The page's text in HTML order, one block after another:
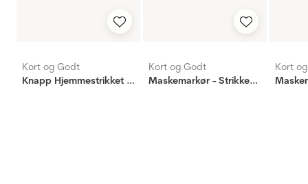
Kort og Godt
Knapp Hjemmestrikket 22mm
Kort og Godt
Maskemarkør - Strikkedronning - lys brun
Kort